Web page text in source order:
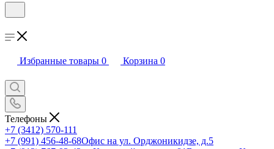
Избранные товары 0 Корзина 0
Телефоны
+7 (3412) 570-111
+7 (991) 456-48-68Офис на ул. Орджоникидзе, д.5